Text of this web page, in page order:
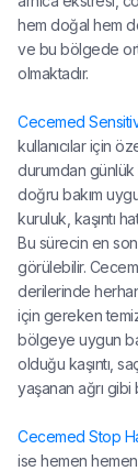
hem doğal hem
ve bu bölgede
olmaktadır.
Cecemed
kullanıcılar için
durumdan günlük
doğru bakım
kuruluk, kaşıntı
Bu sürecin en
görülebilir.
derilerinde
için gereken
bölgeye uygun
olduğu kaşıntı,
yaşanan ağrı gibi
Cecemed Stop
ise hemen hemen